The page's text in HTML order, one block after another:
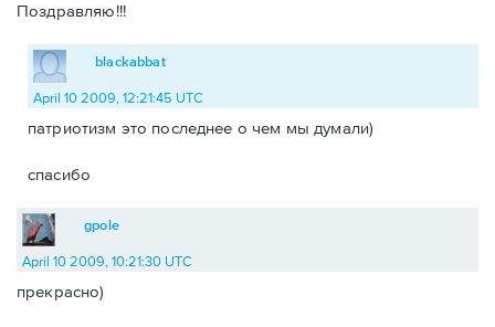
Поздравляю!!!
blackabbat
April 10 2009, 12:21:45 UTC
патриотизм это последнее о чем мы думали)
спасибо
gpole
April 10 2009, 10:21:30 UTC
прекрасно)